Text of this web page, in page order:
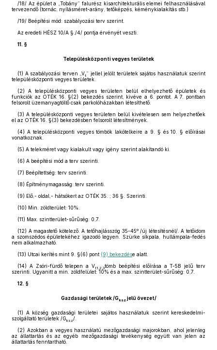
/18/ Az épület a „Tobány” falurész kisarchitekturális elemei felhasználásával
tervezendő (tornác, nyílásméret-arány, tetőképzés, kéménykialakítás stb.)
/19/ Beépítési mód: szabályozási terv szerint.
Az eredeti HÉSZ 10/A §./4/ pontja érvényét veszti.
11. §
Településközponti vegyes területek
(1) A szabályozási terven „Vt” jellel jelölt területek sajátos használatuk szerint
településközponti vegyes területek.
(2) A településközponti vegyes területen belül elhelyezhető épületek és
funkciók az OTÉK 16. §(2) bekezdés szerint, kivéve a 6. pontot. A 7. pontban
felsorolt üzemanyagtöltő csak parkolóházakban létesíthető.
(3) A településközponti vegyes területen belül kivételesen sem helyezhetőek
el az OTÉK 16. §(3) bekezdésben felsorolt létesítmények.
(4) A településközponti vegyes tömbök lakótelkeire a 9. § és 10. § előírásai
vonatkoznak.
(5) A telekméret vagy kialakult vagy igény szerint alakítandó ki.
(6) A beépítési mód a terv szerinti.
(7) Beépítettség: terv szerinti.
(8) Építménymagasság: terv szerinti.
(9) Elő,- oldal,- hátsókert az OTÉK 35. ; 36 §. Szerinti.
(10) Min. zöldterület: 10%.
(11) Max. szintterület-sűrűség: 0,7.
(12) A magastető kötelező. A tetőhajlásszög 35-45º /új létesítésnél/. A tetőidom
a szomszédos épületekéhez igazodó legyen. Szürke síkpala, hullámpala-fedés
nem alkalmazható.
(13) Utcai kerítés mint 9. §(6) pont (9) bekezdése alatt.
(14) A Zsóri-fürdő telepen a Vt1,2,3tömb beépítési előírása a T-5B jelű terv
szerinti. Ugyanitt a min. zöldfelület: 10% és a max. szintterület-sűrűség: 0,7.
12. §
Gazdasági területek /Gksz jelű övezet/
(1) A község gazdasági területei sajátos használatuk szerint kereskedelmi-
szolgáltató területek /Gksz/.
(2) Azokban a vegyes használatú mezőgazdasági majorokban, ahol jelenleg
az állattartás és az egyéb mezőgazdasági tevékenység együtt van jelen az
állattartás fenntartható.